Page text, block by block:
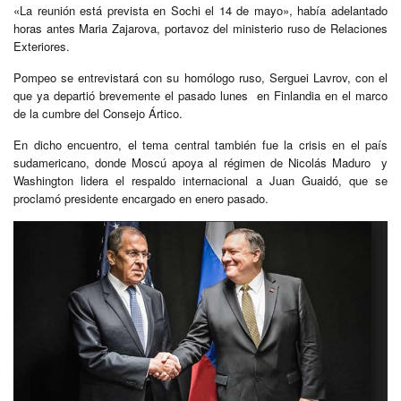
«La reunión está prevista en Sochi el 14 de mayo», había adelantado
horas antes Maria Zajarova, portavoz del ministerio ruso de Relaciones
Exteriores.
Pompeo se entrevistará con su homólogo ruso, Serguei Lavrov, con el
que ya departió brevemente el pasado lunes en Finlandia en el marco
de la cumbre del Consejo Ártico.
En dicho encuentro, el tema central también fue la crisis en el país
sudamericano, donde Moscú apoya al régimen de Nicolás Maduro y
Washington lidera el respaldo internacional a Juan Guaidó, que se
proclamó presidente encargado en enero pasado.